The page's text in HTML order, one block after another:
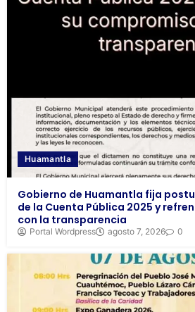
Huamantla
Gobierno de Huamantla fija
de la Cuenta Pública 2025 y
con la transparencia
Portal Wordpress agosto 7, 2026 0